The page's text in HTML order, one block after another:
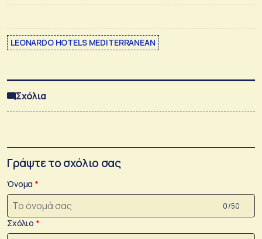
LEONARDO HOTELS MEDITERRANEAN
Σχόλια
Γράψτε το σχόλιο σας
Όνομα
0 /50
Σχόλιο